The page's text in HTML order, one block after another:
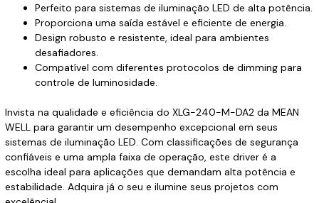
Perfeito para sistemas de iluminação LED de alta potência.
Proporciona uma saída estável e eficiente de energia.
Design robusto e resistente, ideal para ambientes
desafiadores.
Compatível com diferentes protocolos de dimming para
controle de luminosidade.
Invista na qualidade e eficiência do XLG-240-M-DA2 da MEAN
WELL para garantir um desempenho excepcional em seus
sistemas de iluminação LED. Com classificações de segurança
confiáveis e uma ampla faixa de operação, este driver é a
escolha ideal para aplicações que demandam alta potência e
estabilidade. Adquira já o seu e ilumine seus projetos com